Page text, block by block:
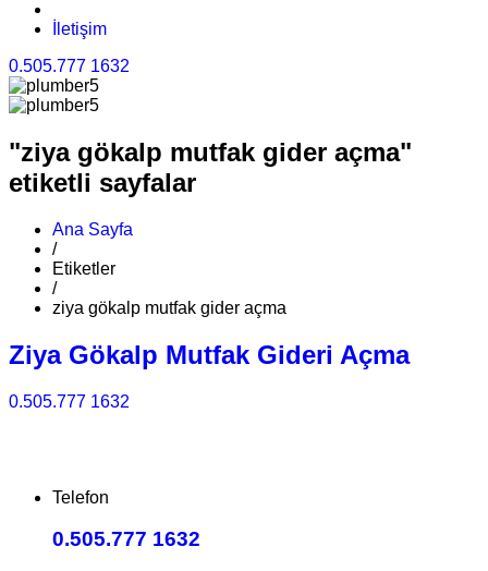
İletişim
0.505.777 1632
"ziya gökalp mutfak gider açma"
etiketli sayfalar
Ana Sayfa
/
Etiketler
/
ziya gökalp mutfak gider açma
Ziya Gökalp Mutfak Gideri Açma
0.505.777 1632
Telefon
0.505.777 1632